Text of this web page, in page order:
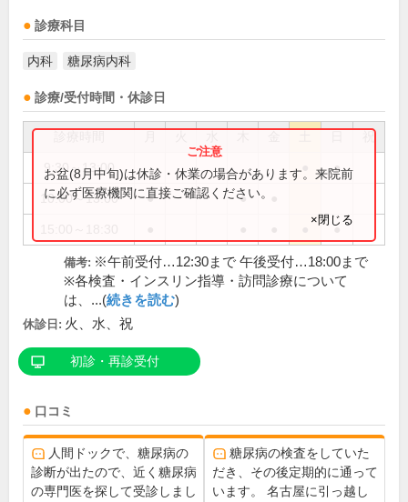
診療科目
内科 糖尿病内科
診療/受付時間・休診日
祝
9:30～13:00 ●
10:00～13:00 ● ●
●
お盆(8月中旬)は休診・休業の場合があります。来院前
に必ず医療機関に直接ご確認ください。
×閉じる
備考: ※午前受付…12:30まで 午後受付…18:00まで
※各検査・インスリン指導・訪問診療について
は、...(続きを読む)
休診日: 火、水、祝
初診・再診受付
口コミ
人間ドックで、糖尿病の
診断が出たので、近く糖尿病
の専門医を探して受診しまし
糖尿病の検査をしていた
だき、その後定期的に通って
います。 名古屋に引っ越し